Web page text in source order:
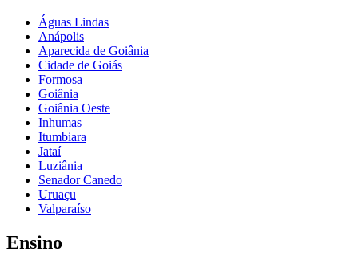
Águas Lindas
Anápolis
Aparecida de Goiânia
Cidade de Goiás
Formosa
Goiânia
Goiânia Oeste
Inhumas
Itumbiara
Jataí
Luziânia
Senador Canedo
Uruaçu
Valparaíso
Ensino